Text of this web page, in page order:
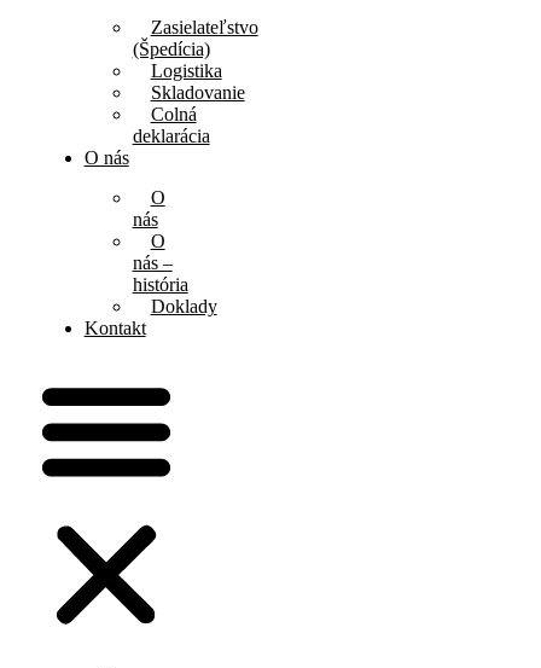
Zasielateľstvo
(Špedícia)
Logistika
Skladovanie
Colná
deklarácia
O nás
O
nás
O
nás –
história
Doklady
Kontakt